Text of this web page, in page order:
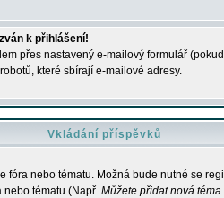
k přihlášení!
přes nastavený e-mailový formulář
které sbírají e-mailové adresy.
Vkládání příspěvků
nebo tématu. Možná bude nutné se
nebo tématu (Např. Můžete přidat nová